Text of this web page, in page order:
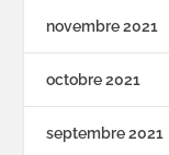
novembre 2021
octobre 2021
septembre 2021